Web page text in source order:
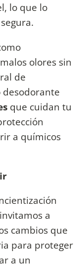
lo que lo
olores sin
de
desodorante
que cuidan tu
a químicos
a
cambios que
para proteger
a un